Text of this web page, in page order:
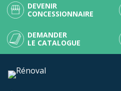
DEVENIR
CONCESSIONNAIRE
DEMANDER
LE CATALOGUE